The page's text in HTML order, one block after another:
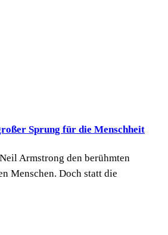
Sprung für die Menschheit
Armstrong den berühmten
Menschen. Doch statt die